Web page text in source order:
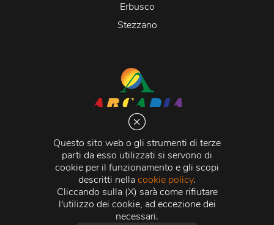
Questo sito web o gli strumenti di terze
parti da esso utilizzati si servono di
cookie per il funzionamento e gli scopi
descritti nellacookie policy.
Cliccando sulla (X) sarà come rifiutare
l'utilizzo dei cookie, ad eccezione dei
necessari.
Erbusco
Stezzano
Via Martiri della Libertà 20066 Melzo (MI)
C.C.I.A.A. - R.E.A di Milano n. 1427910
Registro delle Imprese di Milano n. 338392 -
Fiscale e Partita Iva11015840157 | Capitale Sociale
500.000,00 i.v.
Credits:Crea Informatica S.r.l. 2026 © Tutti i diritti
riservati.